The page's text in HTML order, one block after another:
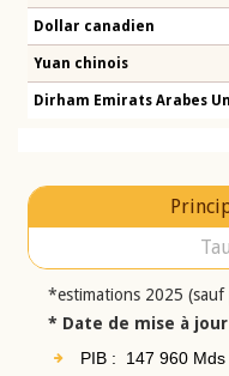
Dollar canadien
Yuan chinois
Dirham Emirats Arabes
*estimations 2025 (sauf
* Date de mise à jour
PIB : 147 960 Mds